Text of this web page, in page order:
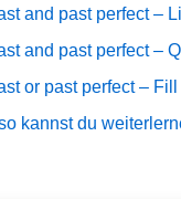
and past perfect –
and past perfect –
or past perfect –
kannst du